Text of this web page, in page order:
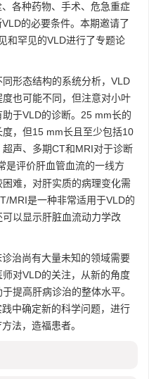
各种药物、手术、危急重症
的必要条件。本期邀请了
和罕见的VLD进行了专题论
形态结构的系统分析，VLD
也可能不同，但注意对小叶
于VLD的诊断。25 mm长的
，但15 mm长且至少包括10
声、多期CT和MRI对于诊断
是评价肝血管血流的一线方
难，对肝实质的病理变化需
MRI是一种非常适用于VLD的
以显示肝脏血流动力学改
治尚有大量未知的领域需要
对VLD的关注，从新的角度
提高肝病诊治的整体水平。
中确定新的科学问题，进行
法，造福患者。